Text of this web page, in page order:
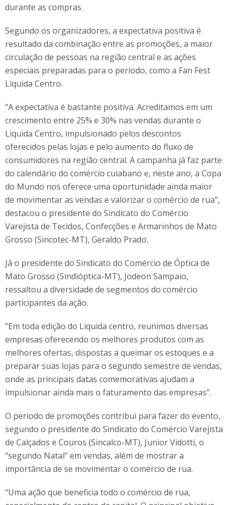
durante as compras.
Segundo os organizadores, a expectativa positiva é
resultado da combinação entre as promoções, a maior
circulação de pessoas na região central e as ações
especiais preparadas para o período, como a Fan Fest
Liquida Centro.
“A expectativa é bastante positiva. Acreditamos em um
crescimento entre 25% e 30% nas vendas durante o
Liquida Centro, impulsionado pelos descontos
oferecidos pelas lojas e pelo aumento do fluxo de
consumidores na região central. A campanha já faz parte
do calendário do comércio cuiabano e, neste ano, a Copa
do Mundo nos oferece uma oportunidade ainda maior
de movimentar as vendas e valorizar o comércio de rua”,
destacou o presidente do Sindicato do Comércio
Varejista de Tecidos, Confecções e Armarinhos de Mato
Grosso (Sincotec-MT), Geraldo Prado.
Já o presidente do Sindicato do Comércio de Óptica de
Mato Grosso (Sindióptica-MT), Jodeon Sampaio,
ressaltou a diversidade de segmentos do comércio
participantes da ação.
“Em toda edição do Liquida centro, reunimos diversas
empresas oferecendo os melhores produtos com as
melhores ofertas, dispostas a queimar os estoques e a
preparar suas lojas para o segundo semestre de vendas,
onde as principais datas comemorativas ajudam a
impulsionar ainda mais o faturamento das empresas”.
O período de promoções contribui para fazer do evento,
segundo o presidente do Sindicato do Comércio Varejista
de Calçados e Couros (Sincalco-MT), Junior Vidotti, o
“segundo Natal” em vendas, além de mostrar a
importância de se movimentar o comércio de rua.
“Uma ação que beneficia todo o comércio de rua,